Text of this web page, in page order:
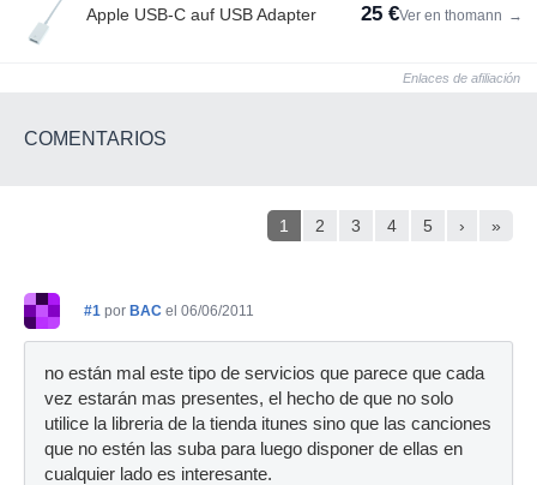
Apple USB-C auf USB Adapter 25 €Ver en thomann →
Enlaces de afiliación
COMENTARIOS
1 2 3 4 5 › »
#1 por BAC el 06/06/2011
no están mal este tipo de servicios que parece que cada
vez estarán mas presentes, el hecho de que no solo
utilice la libreria de la tienda itunes sino que las canciones
que no estén las suba para luego disponer de ellas en
cualquier lado es interesante.